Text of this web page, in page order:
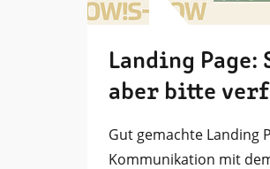
Landing
aber bitte
Gut gemachte Landing
Kommunikation mit